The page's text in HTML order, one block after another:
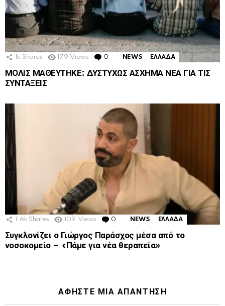
1k Shares 179 Views 0 Comments
NEWS ΕΛΛΑΔΑ
ΜΟΛΙΣ ΜΑΘΕΥΤΗΚΕ: ΔΥΣΤΥΧΩΣ ΑΣΧΗΜΑ ΝΕΑ ΓΙΑ ΤΙΣ
ΣΥΝΤΑΞΕΙΣ
1.6k Shares 109 Views 0 Comments
NEWS ΕΛΛΑΔΑ
Συγκλονίζει ο Γιώργος Παράσχος μέσα από το
νοσοκομείο – «Πάμε για νέα θεραπεία»
ΑΦΉΣΤΕ ΜΙΑ ΑΠΆΝΤΗΣΗ